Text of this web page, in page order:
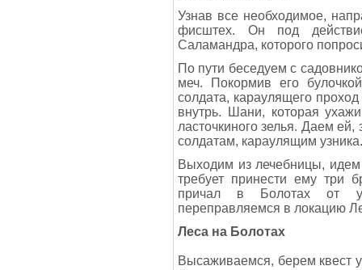
Узнав все необходимое,
фисштех. Он под
Саламандра, которого
По пути беседуем с
меч. Покормив его
солдата, караулящего
внутрь. Шани, которая
ласточкиного зелья. Даем
солдатам, караулящим
Выходим из лечебницы,
требует принести ему три
причал в Болотах от
переправляемся в локацию
Леса на Болотах
Высаживаемся, берем квест